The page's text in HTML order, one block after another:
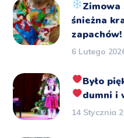
Zimowa
śnieżna
zapachów!
6 Lutego
Było
dumni i
14 Stycznia